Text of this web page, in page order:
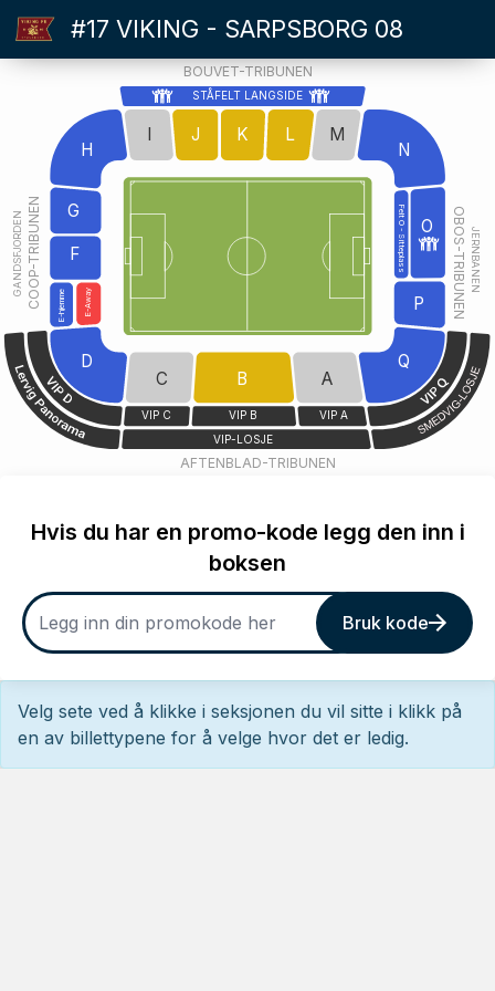
#17 VIKING - SARPSBORG 08
J K L M
N
Felt O - Sitteplass
P
Q
A
B
C
VIP C
VIP B
VIP-LOSJE
VIP A
D
F
G
H
E-Away
E-hjemme
O
STÅFELT LANGSIDE
BOUVET-TRIBUNEN
AFTENBLAD-TRIBUNEN
OBOS-TRIBUNENJERNBANEN
COOP-TRIBUNEN
GANDSFJORDEN
Hvis du har en promo-kode legg den inn i
boksen
Bruk kode
Velg sete ved å klikke i seksjonen du vil sitte i klikk på
en av billettypene for å velge hvor det er ledig.